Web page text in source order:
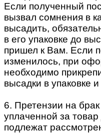
Если полученный
вызвал сомнения в
высадить,
в его упаковке до
пришел к Вам. Если
изменилось, при
необходимо
высадки в упаковке
6. Претензии на
уплаченной за
подлежат